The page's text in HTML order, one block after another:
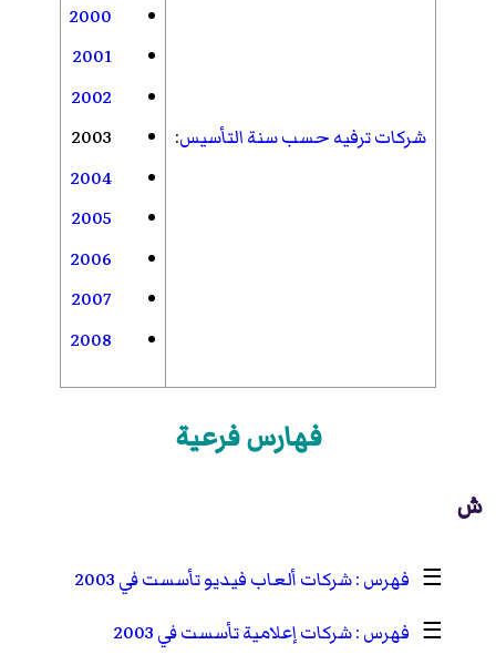
شركات ترفيه حسب سنة التأسيس:
2000
2001
2002
2003
2004
2005
2006
2007
2008
فهارس فرعية
ش
☰
شركات ألعاب فيديو تأسست في 2003
☰
شركات إعلامية تأسست في 2003